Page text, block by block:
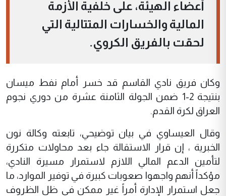
أعضاء الهيئة، على خلفية الأزمة
المالية والخسارات المتتالية التي
لحقت بالفريق الكروي.
وكان فريق نادي القاسم قد خسر أمام نفط ميسان
بنتيجة 2-1 ضمن الجولة الثامنة عشرة من دوري نجوم
العراق لكرة القدم.
وقال العيساوي في بيان توضيحي، تابعته وكالة نون
الخبرية ، إن قرار الاستقالة جاء بعد محاولات متكررة
لتأمين الدعم المالي اللازم لاستمرار مسيرة النادي،
مؤكداً أنهم واجهوا صعوبات كبيرة في توفير الموارد، ما
جعل استمرار الإدارة أمراً غير ممكن في ظل الظروف